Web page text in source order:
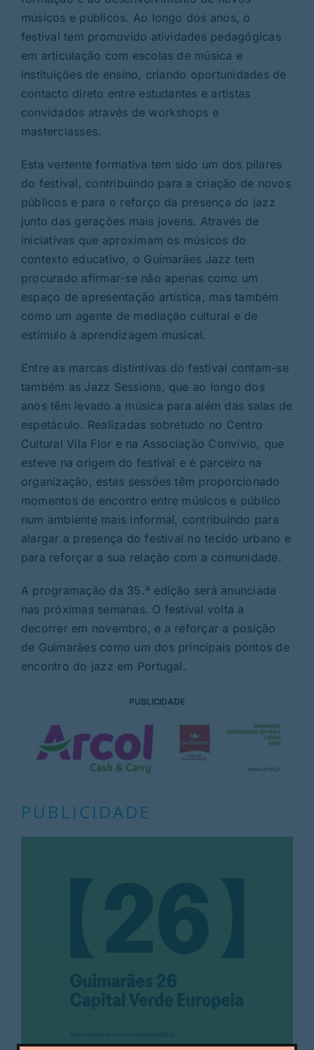
músicos e públicos. Ao longo dos anos, o
festival tem promovido atividades pedagógicas
em articulação com escolas de música e
instituições de ensino, criando oportunidades de
contacto direto entre estudantes e artistas
convidados através de workshops e
masterclasses.
Esta vertente formativa tem sido um dos pilares
do festival, contribuindo para a criação de novos
públicos e para o reforço da presença do jazz
junto das gerações mais jovens. Através de
iniciativas que aproximam os músicos do
contexto educativo, o Guimarães Jazz tem
procurado afirmar-se não apenas como um
espaço de apresentação artística, mas também
como um agente de mediação cultural e de
estímulo à aprendizagem musical.
Entre as marcas distintivas do festival contam-se
também as Jazz Sessions, que ao longo dos
anos têm levado a música para além das salas de
espetáculo. Realizadas sobretudo no Centro
Cultural Vila Flor e na Associação Convívio, que
esteve na origem do festival e é parceiro na
organização, estas sessões têm proporcionado
momentos de encontro entre músicos e público
num ambiente mais informal, contribuindo para
alargar a presença do festival no tecido urbano e
para reforçar a sua relação com a comunidade.
A programação da 35.ª edição será anunciada
nas próximas semanas. O festival volta a
decorrer em novembro, e a reforçar a posição
de Guimarães como um dos principais pontos de
encontro do jazz em Portugal.
PUBLICIDADE
PUBLICIDADE